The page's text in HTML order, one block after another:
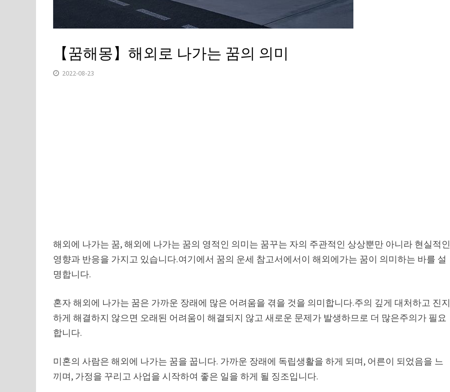
【꿈해몽】해외로 나가는 꿈의 의미
2022-08-23
해외에 나가는 꿈, 해외에 나가는 꿈의 영적인 의미는 꿈꾸는 자의 주관적인 상상뿐만 아니라 현실적인
영향과 반응을 가지고 있습니다.여기에서 꿈의 운세 참고서에서이 해외에가는 꿈이 의미하는 바를 설
명합니다.
혼자 해외에 나가는 꿈은 가까운 장래에 많은 어려움을 겪을 것을 의미합니다.주의 깊게 대처하고 진지
하게 해결하지 않으면 오래된 어려움이 해결되지 않고 새로운 문제가 발생하므로 더 많은주의가 필요
합니다.
미혼의 사람은 해외에 나가는 꿈을 꿉니다. 가까운 장래에 독립생활을 하게 되며, 어른이 되었음을 느
끼며, 가정을 꾸리고 사업을 시작하여 좋은 일을 하게 될 징조입니다.